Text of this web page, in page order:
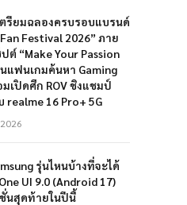
ตรียมฉลองครบรอบแบรนด์
Festival 2026” ภาย
ต์ “Make Your Passion
นแฟนเกมค้นหา Gaming
มเปิดศึก ROV ชิงแชมป์
realme 16 Pro+ 5G
รุ่นไหนบ้างที่จะได้
UI 9.0 (Android 17)
ชั่นสุดท้ายในปีนี้